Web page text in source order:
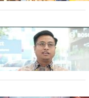
Penentu Baru